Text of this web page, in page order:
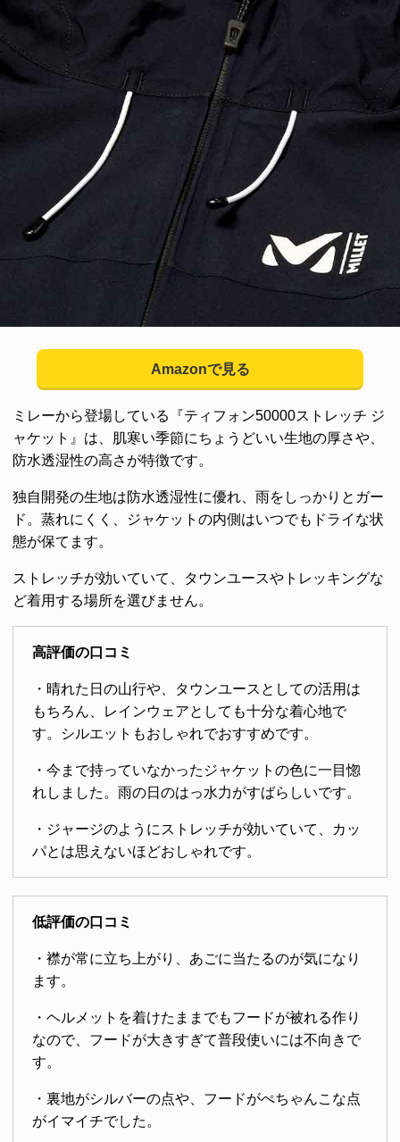
Amazonで見る
ミレーから登場している『ティフォン50000ストレッチ ジ
ャケット』は、肌寒い季節にちょうどいい生地の厚さや、
防水透湿性の高さが特徴です。
独自開発の生地は防水透湿性に優れ、雨をしっかりとガー
ド。蒸れにくく、ジャケットの内側はいつでもドライな状
態が保てます。
ストレッチが効いていて、タウンユースやトレッキングな
ど着用する場所を選びません。
高評価の口コミ
・晴れた日の山行や、タウンユースとしての活用は
もちろん、レインウェアとしても十分な着心地で
す。シルエットもおしゃれでおすすめです。
・今まで持っていなかったジャケットの色に一目惚
れしました。雨の日のはっ水力がすばらしいです。
・ジャージのようにストレッチが効いていて、カッ
パとは思えないほどおしゃれです。
低評価の口コミ
・襟が常に立ち上がり、あごに当たるのが気になり
ます。
・ヘルメットを着けたままでもフードが被れる作り
なので、フードが大きすぎて普段使いには不向きで
す。
・裏地がシルバーの点や、フードがぺちゃんこな点
がイマイチでした。